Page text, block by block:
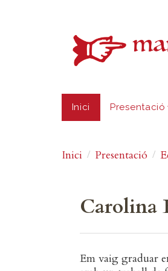
Inici Presentació
Inici Presentació
Carolina
Em vaig graduar